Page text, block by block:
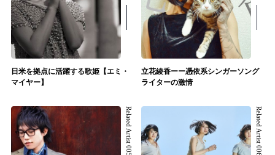
日米を拠点に活躍する歌姫【エミ・
マイヤー】
立花綾香ーー憑依系シンガーソング
ライターの激情
Related Artist 005 Related Artist 006